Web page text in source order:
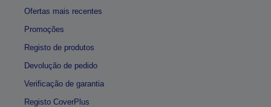
Ofertas mais recentes
Promoções
Registo de produtos
Devolução de pedido
Verificação de garantia
Registo CoverPlus